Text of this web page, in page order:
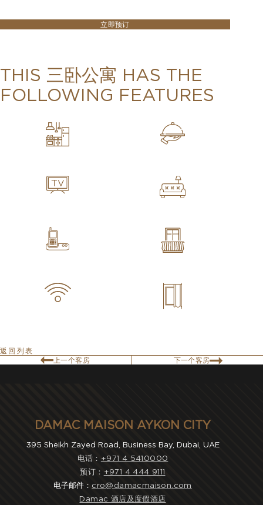
立即预订
THIS 三卧公寓 HAS THE
FOLLOWING FEATURES
返回列表
上一个客房
下一个客房
DAMAC MAISON AYKON CITY
395 Sheikh Zayed Road, Business Bay, Dubai, UAE
电话： +971 4 5410000
预订： +971 4 444 9111
电子邮件： cro@damacmaison.com
Damac 酒店及度假酒店